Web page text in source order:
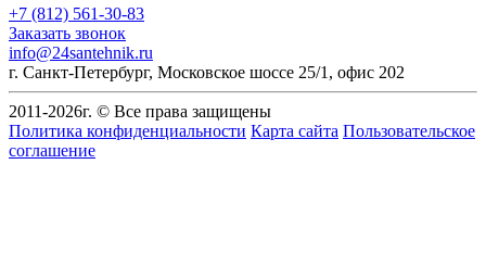
+7 (812) 561-30-83
Заказать звонок
info@24santehnik.ru
г. Санкт-Петербург, Московское шоссе 25/1, офис 202
2011-2026г. © Все права защищены
Политика конфиденциальности Карта сайта Пользовательское
соглашение